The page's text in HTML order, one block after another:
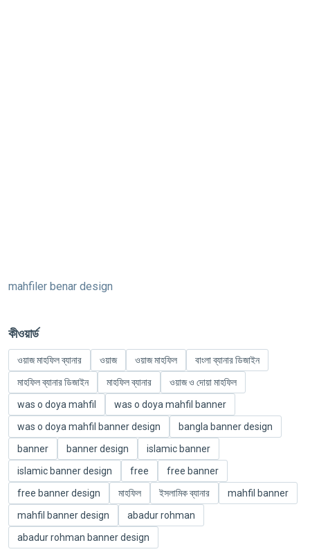
mahfiler benar design
কীওয়ার্ড
ওয়াজ মাহফিল ব্যানার ওয়াজ ওয়াজ মাহফিল
বাংলা ব্যানার ডিজাইন
মাহফিল ব্যানার ডিজাইন
মাহফিল ব্যানার
ওয়াজ ও দোয়া মাহফিল
was o doya mahfil
was o doya mahfil banner
was o doya mahfil banner design
bangla banner design
banner
banner design
islamic banner
islamic banner design
free
free banner
free banner design
মাহফিল ইসলামিক ব্যানার
mahfil banner
mahfil banner design
abadur rohman
abadur rohman banner design